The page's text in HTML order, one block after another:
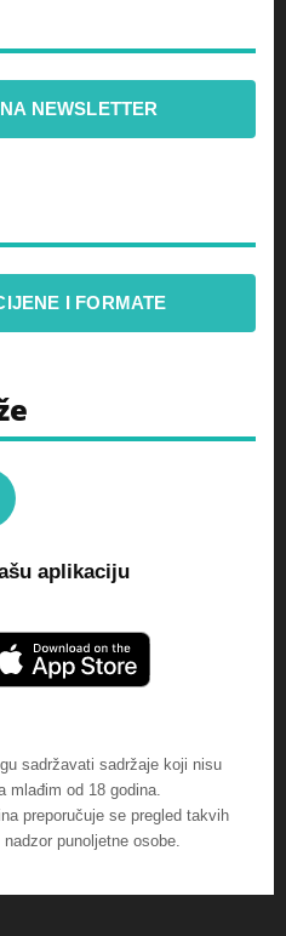
NEWSLETTER
I FORMATE
aplikaciju
sadržavati sadržaje koji nisu
mlađim od 18 godina.
preporučuje se pregled takvih
punoljetne osobe.